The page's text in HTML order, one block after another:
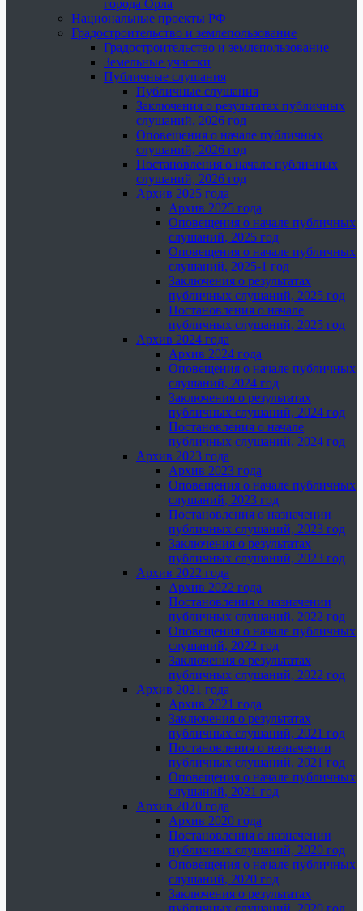
города Орла
Национальные проекты РФ
Градостроительство и землепользование
Градостроительство и землепользование
Земельные участки
Публичные слушания
Публичные слушания
Заключения о результатах публичных
слушаний, 2026 год
Оповещения о начале публичных
слушаний, 2026 год
Постановления о начале публичных
слушаний, 2026 год
Архив 2025 года
Архив 2025 года
Оповещения о начале публичных
слушаний, 2025 год
Оповещения о начале публичных
слушаний, 2025-1 год
Заключения о результатах
публичных слушаний, 2025 год
Постановления о начале
публичных слушаний, 2025 год
Архив 2024 года
Архив 2024 года
Оповещения о начале публичных
слушаний, 2024 год
Заключения о результатах
публичных слушаний, 2024 год
Постановления о начале
публичных слушаний, 2024 год
Архив 2023 года
Архив 2023 года
Оповещения о начале публичных
слушаний, 2023 год
Постановления о назначении
публичных слушаний, 2023 год
Заключения о результатах
публичных слушаний, 2023 год
Архив 2022 года
Архив 2022 года
Постановления о назначении
публичных слушаний, 2022 год
Оповещения о начале публичных
слушаний, 2022 год
Заключения о результатах
публичных слушаний, 2022 год
Архив 2021 года
Архив 2021 года
Заключения о результатах
публичных слушаний, 2021 год
Постановления о назначении
публичных слушаний, 2021 год
Оповещения о начале публичных
слушаний, 2021 год
Архив 2020 года
Архив 2020 года
Постановления о назначении
публичных слушаний, 2020 год
Оповещения о начале публичных
слушаний, 2020 год
Заключения о результатах
публичных слушаний, 2020 год